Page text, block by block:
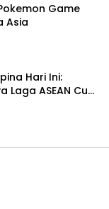
Game
Asia
Hari Ini:
Laga ASEAN Cup